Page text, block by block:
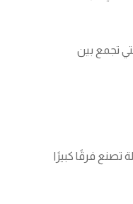
تجمع بين
تصنع فرقًا كبيرًا